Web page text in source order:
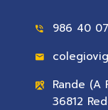
986 40
Rande (A
36812